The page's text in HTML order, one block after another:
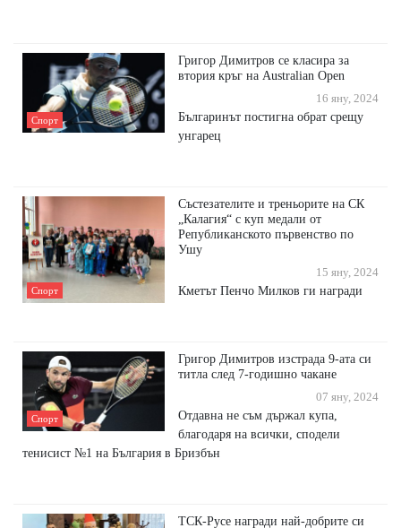
Спорт
Григор Димитров се класира за
втория кръг на Australian Open
16 яну, 2024
Българинът постигна обрат срещу
унгарец
Спорт
Състезателите и треньорите на СК
„Калагия“ с куп медали от
Републиканското първенство по
Ушу
15 яну, 2024
Кметът Пенчо Милков ги награди
Спорт
Григор Димитров изстрада 9-ата си
титла след 7-годишно чакане
07 яну, 2024
Отдавна не съм държал купа,
благодаря на всички, сподели
тенисист №1 на България в Бризбън
ТСК-Русе награди най-добрите си